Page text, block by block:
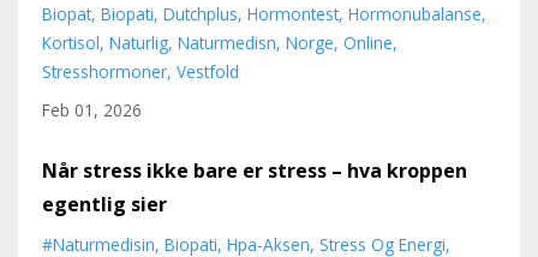
Biopat Biopati Dutchplus Hormontest Hormonubalanse
Kortisol Naturlig Naturmedisn Norge Online
Stresshormoner Vestfold
Feb 01, 2026
Når stress ikke bare er stress – hva kroppen
egentlig sier
#naturmedisin Biopati Hpa-Aksen Stress Og Energi